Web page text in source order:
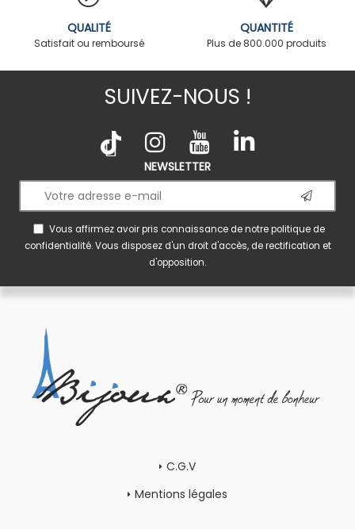
QUALITÉ
Satisfait ou remboursé
QUANTITÉ
Plus de 800.000 produits
SUIVEZ-NOUS !
NEWSLETTER
Vous affirmez avoir pris connaissance de notrepolitique de
confidentialité. Vous disposez d'un droit d'accès, de rectification et
d'opposition.
C.G.V
Mentions légales